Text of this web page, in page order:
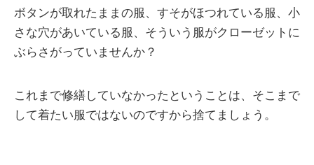
ボタンが取れたままの服、すそがほつれている服、小
さな穴があいている服、そういう服がクローゼットに
ぶらさがっていませんか？
これまで修繕していなかったということは、そこまで
して着たい服ではないのですから捨てましょう。